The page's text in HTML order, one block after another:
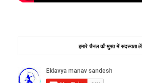
हमारे चैनल की मुफ्त में सदस्यता लें